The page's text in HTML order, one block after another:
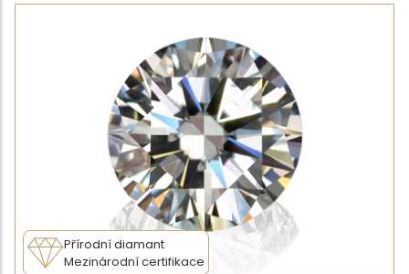
Přírodní diamant
Mezinárodní certifikace